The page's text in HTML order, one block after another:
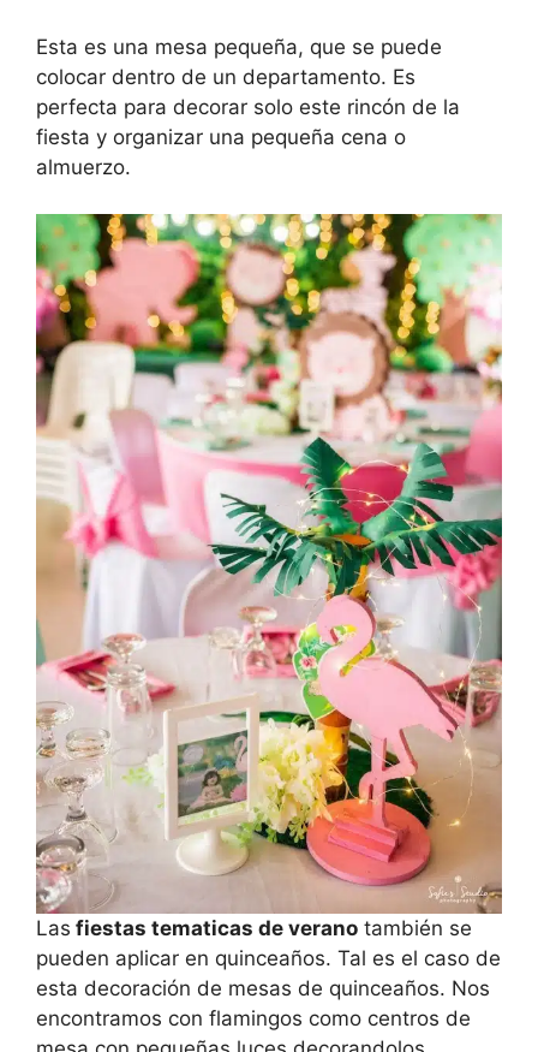
Esta es una mesa pequeña, que se puede
colocar dentro de un departamento. Es
perfecta para decorar solo este rincón de la
fiesta y organizar una pequeña cena o
almuerzo.
Las fiestas tematicas de verano también se
pueden aplicar en quinceaños. Tal es el caso de
esta decoración de mesas de quinceaños. Nos
encontramos con flamingos como centros de